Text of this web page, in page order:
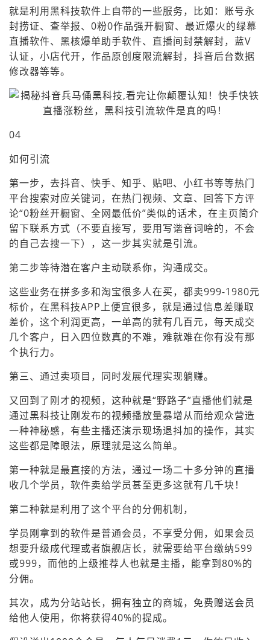
就是利用黑科技软件上自带的一些服务，比如：账号永
封捞证、查举报、0粉0作品强开橱窗、最近爆火的绿幕
直播软件、黑核爆单助手软件、直播间封禁解封，蓝V
认证，小店代开，作品原创度限流解封，抖音后台数据
修改器等等。
04
如何引流
第一步，去抖音、快手、知乎、贴吧、小红书等等热门
平台搜索对应关键词，在热门视频、文章、回答下方评
论“0粉丝开橱窗、全网最低价”类似的话术，在主页简介
留下联系方式（不要直接写，要用写谐音词啥的，不会
的自己去搜一下），这一步其实就是引流。
第二步等待潜在客户主动联系你，沟通成交。
这些业务在拼多多和淘宝很多人在买，都卖999-1980元
标价，在黑科技APP上便宜很多，就是通过信息差赚取
差价，这个利润更高，一单高的就有几百元，每天成交
几个客户，日入四位数真的不难，难就难在你有没有那
个执行力。
第三、通过卖项目，同时发展代理实现躺赚。
又回到了刚才的视频，这种就是“野路子”直播他们就是
通过黑科技让刚发布的视频播放量暴增从而给观众营造
一种神秘感，有些主播还演示现场退抖加的操作，其实
这些都是障眼法，原理就是这么简单。
第一种就是最直接的方法，通过一场二十多分钟的直播
收几个学员，软件卖给学员甚至更多这就有几千块！
第二种就是利用了这个平台的分佣机制，
学员刚拿到的软件是普通会员，不享受分佣，如果会员
想要升级成代理或者旗舰店长，就需要给平台缴纳599
或999，而他的上级推荐人也就是主播，能拿到80%的
分佣。
其次，成为分站站长，拥有独立的商城，免费赠送会员
给他人使用，你将获得40%的提成。